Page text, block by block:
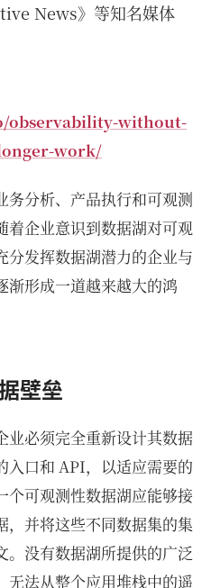
News》等知名媒体
observability-without-
work/
务分析、产品执行和可观测
着企业意识到数据湖对可观
分发挥数据湖潜力的企业与
渐形成一道越来越大的鸿
壁垒
业必须完全重新设计其数据
入口和 API，以适应需要的
个可观测性数据湖应能够接
，并将这些不同数据集的集
。没有数据湖所提供的广泛
无法从整个应用堆栈中的遥